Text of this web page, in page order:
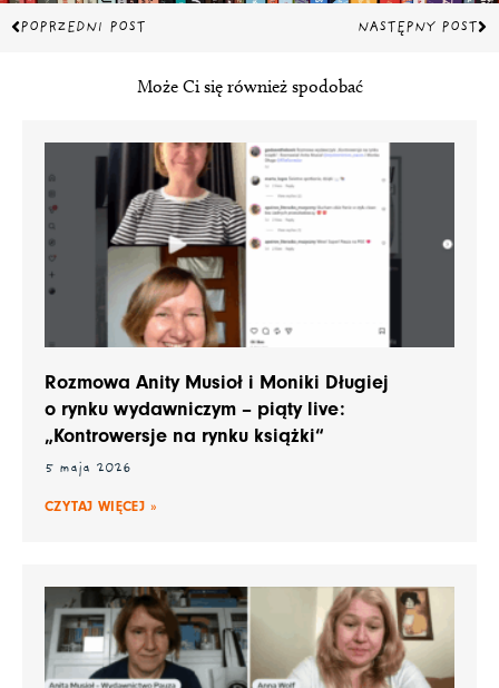
Prev
POPRZEDNI POST NASTĘPNY POST
Może Ci się również spodobać
Rozmowa Anity Musioł i Moniki Długiej
o rynku wydawniczym – piąty live:
„Kontrowersje na rynku książki“
5 maja 2026
CZYTAJ WIĘCEJ »